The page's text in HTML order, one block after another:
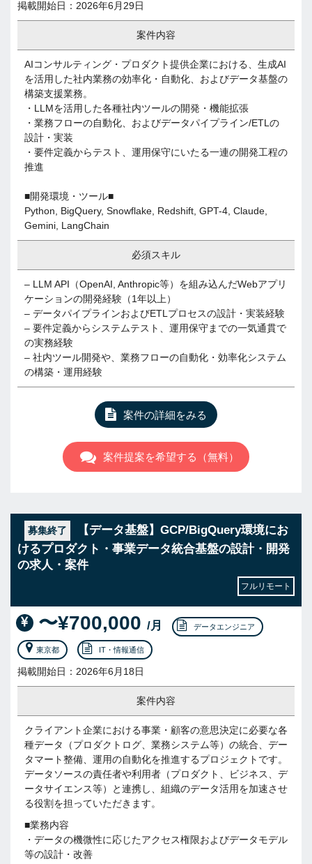
掲載開始日：2026年6月29日
案件内容
AIコンサルティング・プロダクト提供企業における、生成AI
を活用した社内業務の効率化・自動化、およびデータ基盤の
構築支援業務。
・LLMを活用した各種社内ツールの開発・機能拡張
・業務フローの自動化、およびデータパイプライン/ETLの
設計・実装
・要件定義からテスト、運用保守にいたる一連の開発工程の
推進
■開発環境・ツール■
Python, BigQuery, Snowflake, Redshift, GPT-4, Claude,
Gemini, LangChain
必須スキル
– LLM API（OpenAI, Anthropic等）を組み込んだWebアプリ
ケーションの開発経験（1年以上）
– データパイプラインおよびETLプロセスの設計・実装経験
– 要件定義からシステムテスト、運用保守までの一気通貫で
の実務経験
– 社内ツール開発や、業務フローの自動化・効率化システム
の構築・運用経験
案件の詳細をみる
案件提案を希望する（無料）
募集終了
【データ基盤】GCP/BigQuery環境にお
けるプロダクト・事業データ統合基盤の設計・開発
の求人・案件
フルリモート
〜¥700,000 /月 データエンジニア
東京都 IT・情報通信
掲載開始日：2026年6月18日
案件内容
クライアント企業における事業・顧客の意思決定に必要な各
種データ（プロダクトログ、業務システム等）の統合、デー
タマート整備、運用の自動化を推進するプロジェクトです。
データソースの責任者や利用者（プロダクト、ビジネス、デ
ータサイエンス等）と連携し、組織のデータ活用を加速させ
る役割を担っていただきます。
■業務内容
・データの機微性に応じたアクセス権限およびデータモデル
等の設計・改善